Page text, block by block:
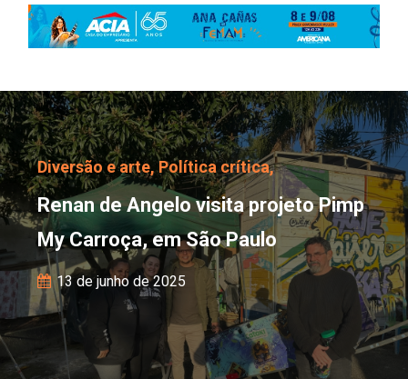
Renan de Angelo visita
Diversão e arte,Política crítica,
Renan de Angelo visita projeto Pimp
My Carroça, em São Paulo
13 de junho de 2025